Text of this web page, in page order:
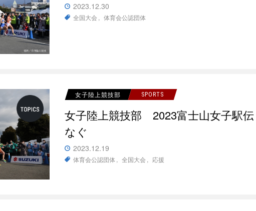
2023.12.30
全国大会 体育会公認団体
女子陸上競技部 SPORTS
女子陸上競技部 2023富士山女子駅
なぐ
2023.12.19
体育会公認団体 全国大会 応援